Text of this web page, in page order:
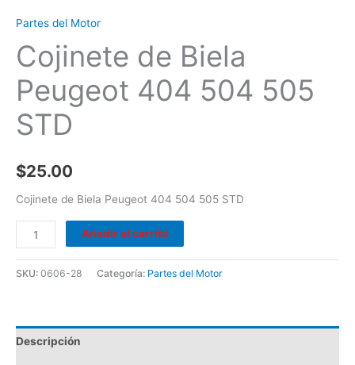
Partes del Motor
Cojinete de Biela
Peugeot 404 504 505
STD
$25.00
Cojinete de Biela Peugeot 404 504 505 STD
Añadir al carrito
SKU: 0606-28 Categoría: Partes del Motor
Descripción